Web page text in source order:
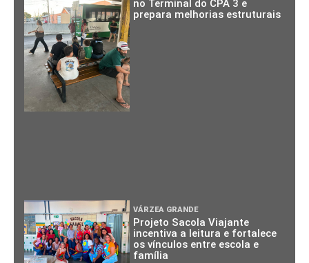
no Terminal do CPA 3 e
prepara melhorias estruturais
VÁRZEA GRANDE
Projeto Sacola Viajante
incentiva a leitura e fortalece
os vínculos entre escola e
família